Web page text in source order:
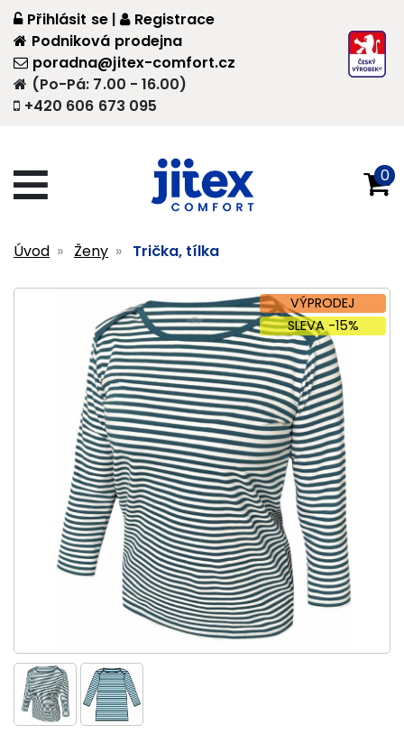
+420 606 673 095
(Po-Pá: 7.00 - 16.00)
poradna@jitex-comfort.cz
Přihlásit se |
Registrace
Podniková prodejna
0
Úvod Ženy Trička, tílka
VÝPRODEJ
SLEVA -15%